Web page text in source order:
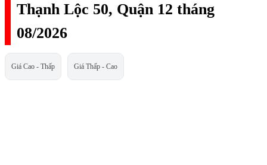
Thạnh Lộc 50, Quận 12 tháng
08/2026
Giá Cao - Thấp Giá Thấp - Cao